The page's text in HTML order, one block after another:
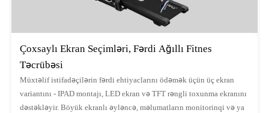
Çoxsaylı Ekran Seçimləri, Fərdi Ağıllı Fitnes
Təcrübəsi
Müxtəlif istifadəçilərin fərdi ehtiyaclarını ödəmək üçün üç ekran
variantını - IPAD montajı, LED ekran və TFT rəngli toxunma ekranını
dəstəkləyir. Böyük ekranlı əyləncə, məlumatların monitorinqi və ya